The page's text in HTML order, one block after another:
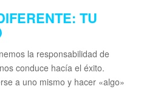
TU
la responsabilidad de
conduce hacía el éxito.
a uno mismo y hacer «algo»